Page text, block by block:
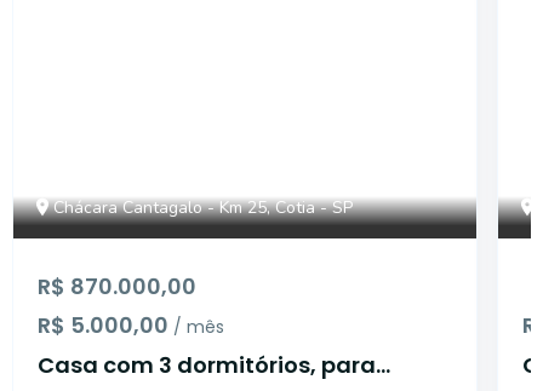
Chácara Cantagalo - Km 25, Cotia - SP
R$ 870.000,00
R$ 5.000,00 / mês
Casa com 3 dormitórios, para